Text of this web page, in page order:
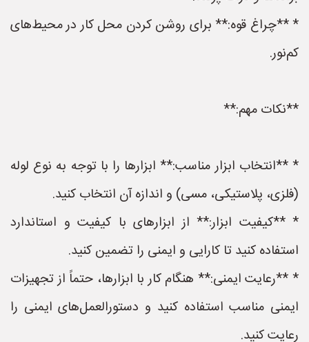
* **چراغ قوه:** برای روشن کردن محل کار در محیط‌های
کم‌نور.
**نکات مهم:**
* **انتخاب ابزار مناسب:** ابزارها را با توجه به نوع لوله
(فلزی، پلاستیکی، مسی) و اندازه آن انتخاب کنید.
* **کیفیت ابزار:** از ابزارهای با کیفیت و استاندارد
استفاده کنید تا کارایی و ایمنی را تضمین کنید.
* **رعایت ایمنی:** هنگام کار با ابزارها، حتماً از تجهیزات
ایمنی مناسب استفاده کنید و دستورالعمل‌های ایمنی را
رعایت کنید.